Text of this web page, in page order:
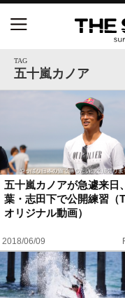
TAG
五十嵐カノア
五十嵐カノアが急遽来日
葉・志田下で公開練習（
オリジナル動画）
2018/06/09
【五十嵐カノ
ックとの豪華
S.ONE ショー
橋みなと）
ニュー
特集